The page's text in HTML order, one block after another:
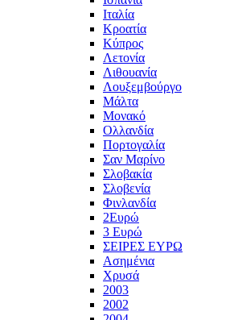
Ιταλία
Κροατία
Κύπρος
Λετονία
Λιθουανία
Λουξεμβούργο
Μάλτα
Μονακό
Ολλανδία
Πορτογαλία
Σαν Μαρίνο
Σλοβακία
Σλοβενία
Φινλανδία
2Ευρώ
3 Ευρώ
ΣΕΙΡΕΣ ΕΥΡΩ
Ασημένια
Χρυσά
2003
2002